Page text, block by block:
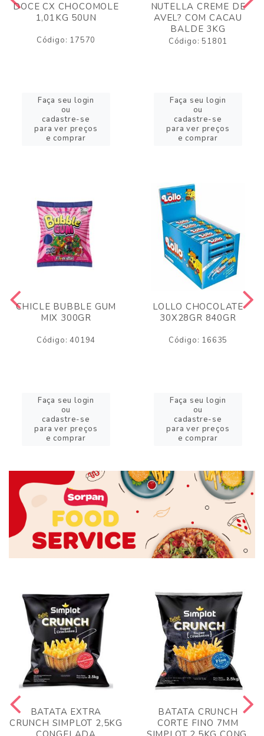
DOCE CX CHOCOMOLE
1,01KG 50UN
Código: 17570
Faça seu login
ou
cadastre-se
para ver preços
e comprar
NUTELLA CREME DE
AVEL? COM CACAU
BALDE 3KG
Código: 51801
Faça seu login
ou
cadastre-se
para ver preços
e comprar
CHICLE BUBBLE GUM
MIX 300GR
Código: 40194
Faça seu login
ou
cadastre-se
para ver preços
e comprar
LOLLO CHOCOLATE
30X28GR 840GR
Código: 16635
Faça seu login
ou
cadastre-se
para ver preços
e comprar
BATATA EXTRA
CRUNCH SIMPLOT 2,5KG
BATATA CRUNCH
CORTE FINO 7MM